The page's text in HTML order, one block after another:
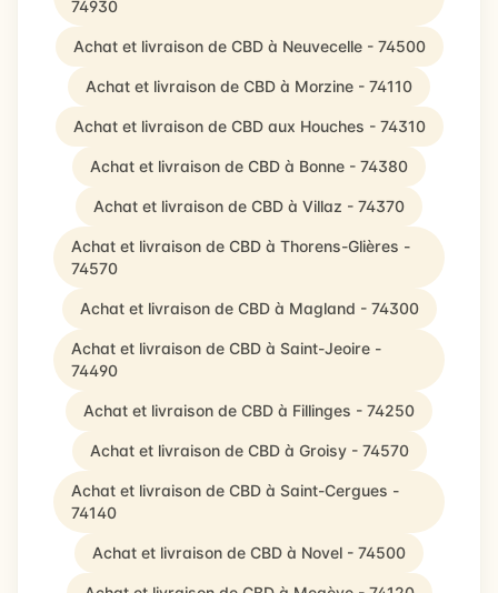
74930
Achat et livraison de CBD à Neuvecelle - 74500
Achat et livraison de CBD à Morzine - 74110
Achat et livraison de CBD aux Houches - 74310
Achat et livraison de CBD à Bonne - 74380
Achat et livraison de CBD à Villaz - 74370
Achat et livraison de CBD à Thorens-Glières -
74570
Achat et livraison de CBD à Magland - 74300
Achat et livraison de CBD à Saint-Jeoire -
74490
Achat et livraison de CBD à Fillinges - 74250
Achat et livraison de CBD à Groisy - 74570
Achat et livraison de CBD à Saint-Cergues -
74140
Achat et livraison de CBD à Novel - 74500